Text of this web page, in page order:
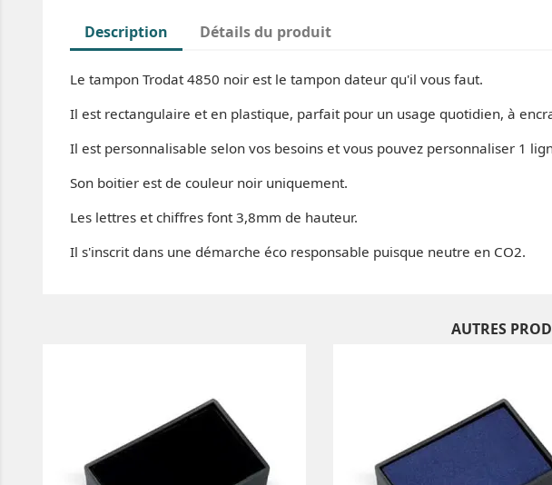
Description Détails du produit
Le tampon Trodat 4850 noir est le tampon dateur qu'il vous faut.
Il est rectangulaire et en plastique, parfait pour un usage quotidien, à
Il est personnalisable selon vos besoins et vous pouvez personnaliser 1
Son boitier est de couleur noir uniquement.
Les lettres et chiffres font 3,8mm de hauteur.
Il s'inscrit dans une démarche éco responsable puisque neutre en CO2.
AUTRES